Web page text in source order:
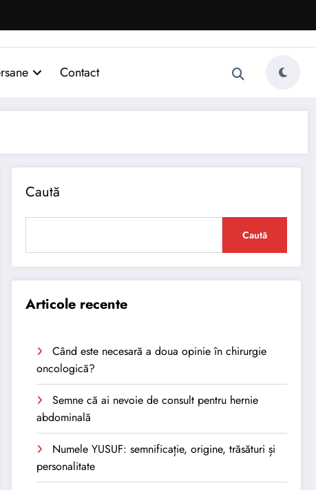
Contact
Caută
Caută
Articole recente
Când este necesară a doua opinie în chirurgie
oncologică?
Semne că ai nevoie de consult pentru hernie
abdominală
Numele YUSUF: semnificație, origine, trăsături și
personalitate